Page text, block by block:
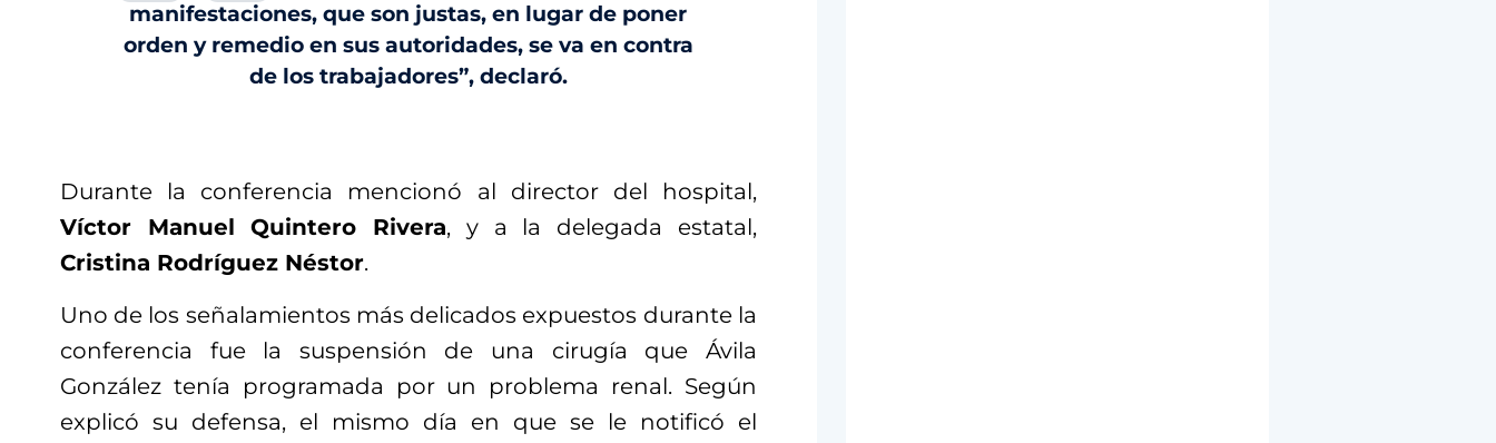
manifestaciones, que son justas, en lugar de poner
orden y remedio en sus autoridades, se va en contra
de los trabajadores”, declaró.
Durante la conferencia mencionó al director del hospital,
Víctor Manuel Quintero Rivera, y a la delegada estatal,
Cristina Rodríguez Néstor.
Uno de los señalamientos más delicados expuestos durante la
conferencia fue la suspensión de una cirugía que Ávila
González tenía programada por un problema renal. Según
explicó su defensa, el mismo día en que se le notificó el